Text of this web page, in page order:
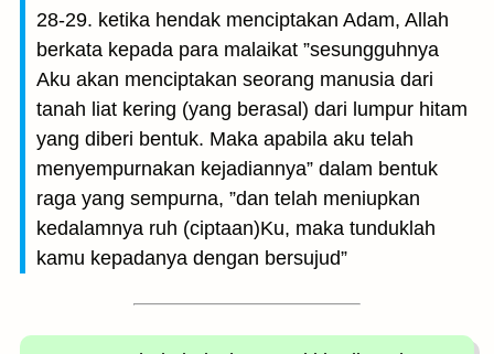
28-29. ketika hendak menciptakan Adam, Allah
berkata kepada para malaikat ”sesungguhnya
Aku akan menciptakan seorang manusia dari
tanah liat kering (yang berasal) dari lumpur hitam
yang diberi bentuk. Maka apabila aku telah
menyempurnakan kejadiannya” dalam bentuk
raga yang sempurna, ”dan telah meniupkan
kedalamnya ruh (ciptaan)Ku, maka tunduklah
kamu kepadanya dengan bersujud”